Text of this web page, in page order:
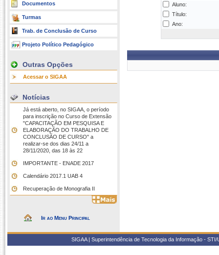
Documentos
Turmas
Trab. de Conclusão de Curso
Projeto Político Pedagógico
Outras Opções
Acessar o SIGAA
Notícias
Já está aberto, no SIGAA, o período
para inscrição no Curso de Extensão
"CAPACITAÇÃO EM PESQUISA E
ELABORAÇÃO DO TRABALHO DE
CONCLUSÃO DE CURSO" a
realizar-se dos dias 24/11 a
28/11/2020, das 18 às 22
IMPORTANTE - ENADE 2017
Calendário 2017.1 UAB 4
Recuperação de Monografia II
Ir ao Menu Principal
Aluno:
Título:
Ano:
SIGAA | Superintendência de Tecnologia da Informação -